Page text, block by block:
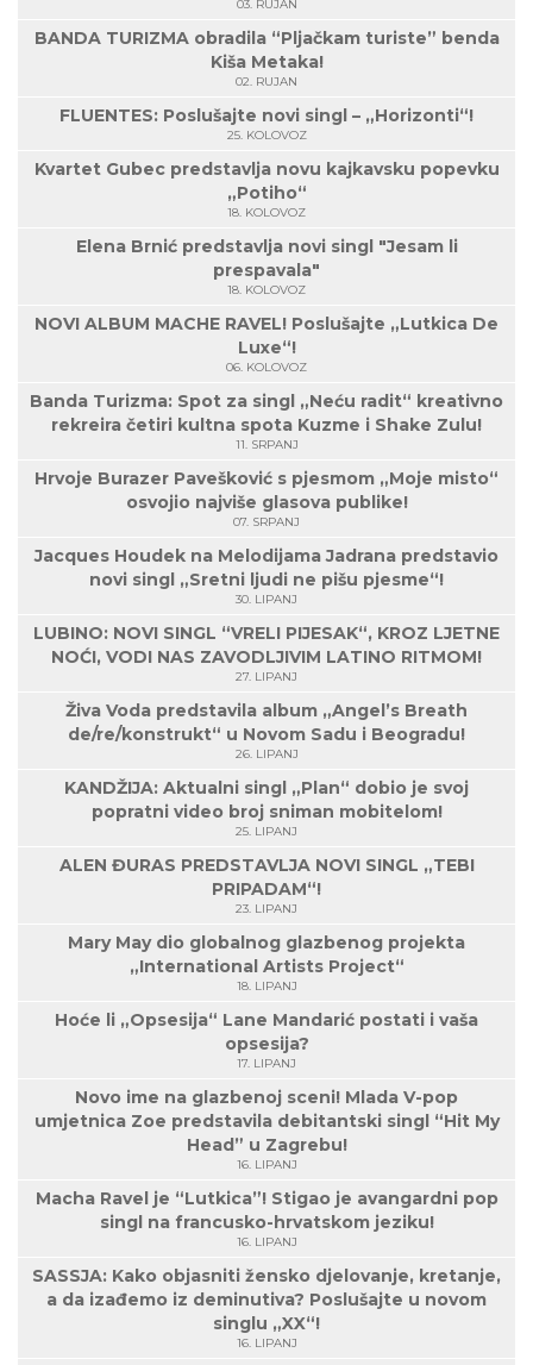
03. RUJAN
BANDA TURIZMA obradila “Pljačkam turiste” benda
Kiša Metaka!
02. RUJAN
FLUENTES: Poslušajte novi singl – „Horizonti“!
25. KOLOVOZ
Kvartet Gubec predstavlja novu kajkavsku popevku
„Potiho“
18. KOLOVOZ
Elena Brnić predstavlja novi singl "Jesam li
prespavala"
18. KOLOVOZ
NOVI ALBUM MACHE RAVEL! Poslušajte „Lutkica De
Luxe“!
06. KOLOVOZ
Banda Turizma: Spot za singl „Neću radit“ kreativno
rekreira četiri kultna spota Kuzme i Shake Zulu!
11. SRPANJ
Hrvoje Burazer Pavešković s pjesmom „Moje misto“
osvojio najviše glasova publike!
07. SRPANJ
Jacques Houdek na Melodijama Jadrana predstavio
novi singl „Sretni ljudi ne pišu pjesme“!
30. LIPANJ
LUBINO: NOVI SINGL “VRELI PIJESAK“, KROZ LJETNE
NOĆI, VODI NAS ZAVODLJIVIM LATINO RITMOM!
27. LIPANJ
Živa Voda predstavila album „Angel’s Breath
de/re/konstrukt“ u Novom Sadu i Beogradu!
26. LIPANJ
KANDŽIJA: Aktualni singl „Plan“ dobio je svoj
popratni video broj sniman mobitelom!
25. LIPANJ
ALEN ĐURAS PREDSTAVLJA NOVI SINGL „TEBI
PRIPADAM“!
23. LIPANJ
Mary May dio globalnog glazbenog projekta
„International Artists Project“
18. LIPANJ
Hoće li „Opsesija“ Lane Mandarić postati i vaša
opsesija?
17. LIPANJ
Novo ime na glazbenoj sceni! Mlada V-pop
umjetnica Zoe predstavila debitantski singl “Hit My
Head” u Zagrebu!
16. LIPANJ
Macha Ravel je “Lutkica”! Stigao je avangardni pop
singl na francusko-hrvatskom jeziku!
16. LIPANJ
SASSJA: Kako objasniti žensko djelovanje, kretanje,
a da izađemo iz deminutiva? Poslušajte u novom
singlu „XX“!
16. LIPANJ